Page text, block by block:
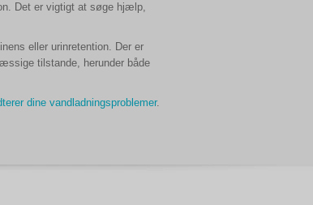
Det er vigtigt at søge hjælp,
eller urinretention. Der er
tilstande, herunder både
dine vandladningsproblemer.